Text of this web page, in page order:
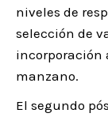
niveles de
selección de
incorporación
manzano.
El segundo